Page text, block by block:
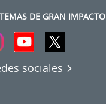
DE GRAN IMPACTO
sociales